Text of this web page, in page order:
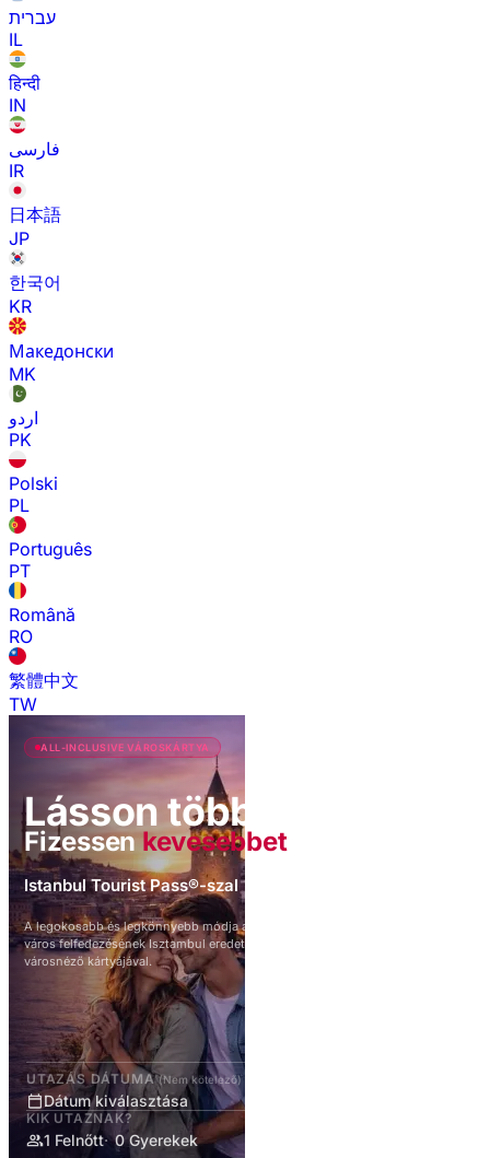
עברית
IL
हिन्दी
IN
فارسی
IR
日本語
JP
한국어
KR
Македонски
MK
اردو
PK
Polski
PL
Português
PT
Română
RO
繁體中文
TW
ALL-INCLUSIVE VÁROSKÁRTYA
Lásson többet
Fizessenkevesebbet
Istanbul Tourist Pass®-szal
A legokosabb és legkönnyebb módja az egész
város felfedezésének Isztambul eredeti
városnéző kártyájával.
UTAZÁS DÁTUMA(Nem kötelező)
Dátum kiválasztása
KIK UTAZNAK?
1 Felnőtt 0 Gyerekek